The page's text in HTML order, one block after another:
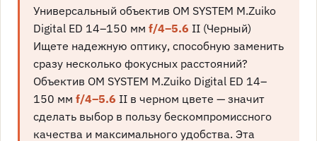
Универсальный объектив OM SYSTEM M.Zuiko
Digital ED 14–150 ммf/4–5.6 II (Черный)
Ищете надежную оптику, способную заменить
сразу несколько фокусных расстояний?
Объектив OM SYSTEM M.Zuiko Digital ED 14–
150 ммf/4–5.6 II в черном цвете — значит
сделать выбор в пользу бескомпромиссного
качества и максимального удобства. Эта